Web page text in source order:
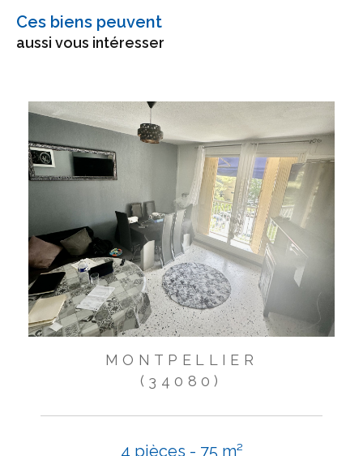
Ces biens peuvent
aussi vous intéresser
MONTPELLIER
(34080)
4 pièces - 75 m²